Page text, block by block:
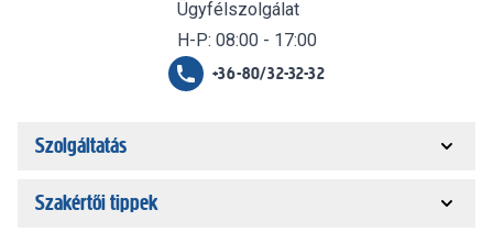
Ügyfélszolgálat
H-P: 08:00 - 17:00
+36-80/32-32-32
Szolgáltatás
Szakértői tippek